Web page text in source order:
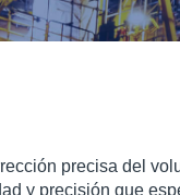
precisa del
y precisión que